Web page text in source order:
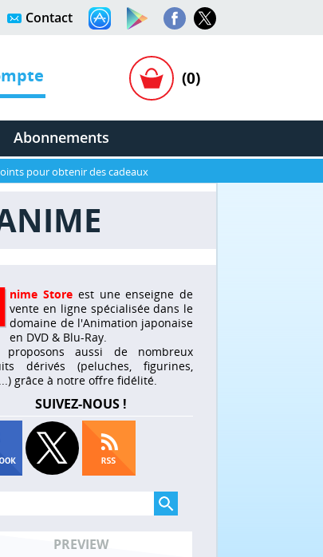
Contact
(0)
Abonnements
pour obtenir des cadeaux
nime Store est une enseigne de
vente en ligne spécialisée dans le
domaine de l'Animation japonaise
en DVD & Blu-Ray.
proposons aussi de nombreux
dérivés (peluches, figurines,
grâce à notre offre fidélité.
SUIVEZ-NOUS !
PREVIEW